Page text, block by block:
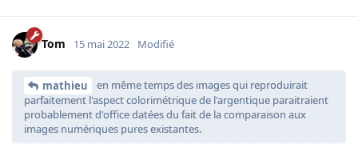
Tom 15 mai 2022 Modifié
mathieu
en même temps des images qui reproduirait
parfaitement l'aspect colorimétrique de l'argentique paraitraient
probablement d'office datées du fait de la comparaison aux
images numériques pures existantes.